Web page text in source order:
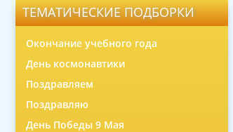
ТЕМАТИЧЕСКИЕ ПОДБОРКИ
Окончание учебного года
День космонавтики
Поздравляем
Поздравляю
День Победы 9 Мая